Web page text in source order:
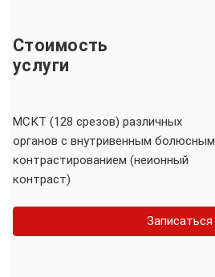
Стоимость
услуги
МСКТ (128 срезов) различных
органов с внутривенным болюсным
контрастированием (неионный
контраст)
Записаться